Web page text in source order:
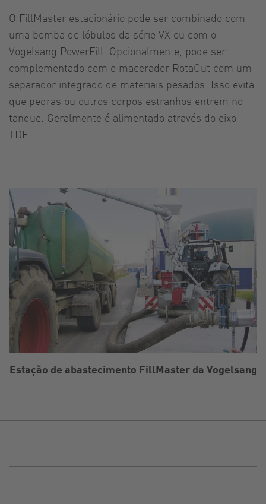
Estação de abastecimento FillMaster da Vogelsang
O FillMaster estacionário pode ser combinado com
uma bomba de lóbulos da série VX ou com o
Vogelsang PowerFill. Opcionalmente, pode ser
complementado com o macerador RotaCut com um
separador integrado de materiais pesados. Isso evita
que pedras ou outros corpos estranhos entrem no
tanque. Geralmente é alimentado através do eixo
TDF.